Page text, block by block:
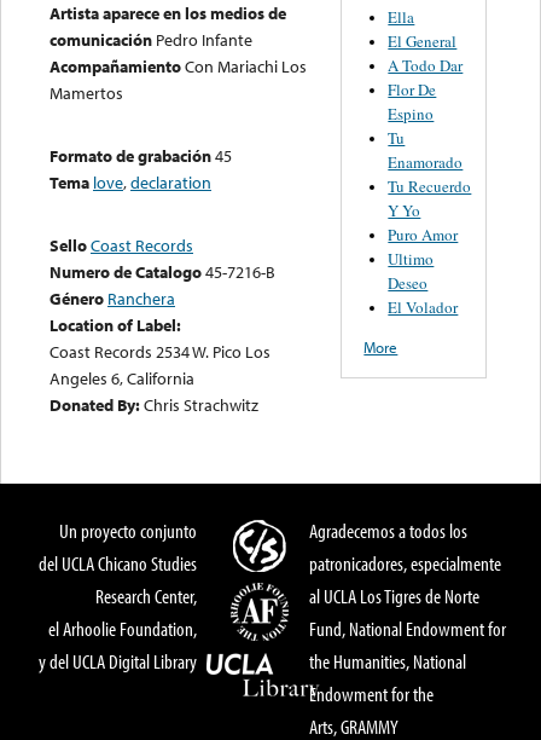
Artista aparece en los medios de
comunicación Pedro Infante
AcompañamientoCon Mariachi Los
Mamertos
Formato de grabación45
Tema love,declaration
SelloCoast Records
Numero de Catalogo45-7216-B
Género Ranchera
Location of Label:
Coast Records 2534 W. Pico Los
Angeles 6, California
Donated By:Chris Strachwitz
Ella
El General
A Todo Dar
Flor De
Espino
Tu
Enamorado
Tu Recuerdo
Y Yo
Puro Amor
Ultimo
Deseo
El Volador
More
Un proyecto conjunto
del UCLA Chicano Studies
Research Center,
el Arhoolie Foundation,
y del UCLA Digital Library
Agradecemos a todos los
patronicadores, especialmente
al UCLA Los Tigres de Norte
Fund, National Endowment for
the Humanities, National
Endowment for the
Arts, GRAMMY